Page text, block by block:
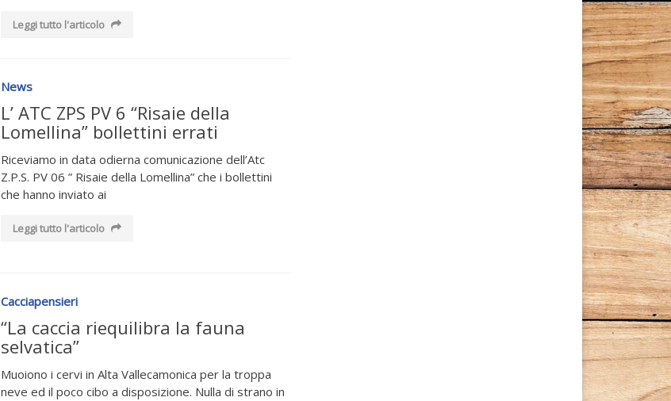
Leggi tutto l'articolo
News
L’ ATC ZPS PV 6 “Risaie della
Lomellina” bollettini errati
Riceviamo in data odierna comunicazione dell’Atc
Z.P.S. PV 06 ” Risaie della Lomellina” che i bollettini
che hanno inviato ai
Leggi tutto l'articolo
Cacciapensieri
“La caccia riequilibra la fauna
selvatica”
Muoiono i cervi in Alta Vallecamonica per la troppa
neve ed il poco cibo a disposizione. Nulla di strano in